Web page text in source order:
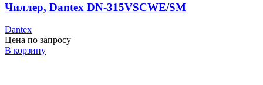
Чиллер, Dantex DN-315VSCWE/SM
Dantex
Цена по запросу
В корзину